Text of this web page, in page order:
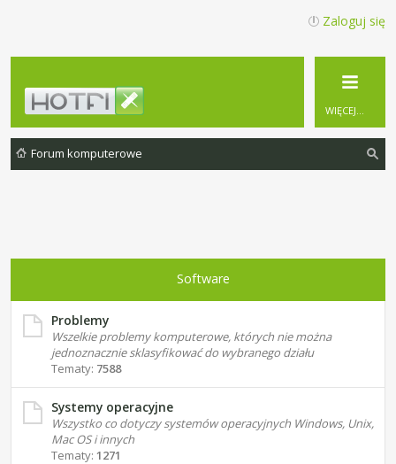
Zaloguj się
WIĘCEJ…
Forum komputerowe
Software
Problemy
Wszelkie problemy komputerowe, których nie można
jednoznacznie sklasyfikować do wybranego działu
Tematy: 7588
Systemy operacyjne
Wszystko co dotyczy systemów operacyjnych Windows, Unix,
Mac OS i innych
Tematy: 1271